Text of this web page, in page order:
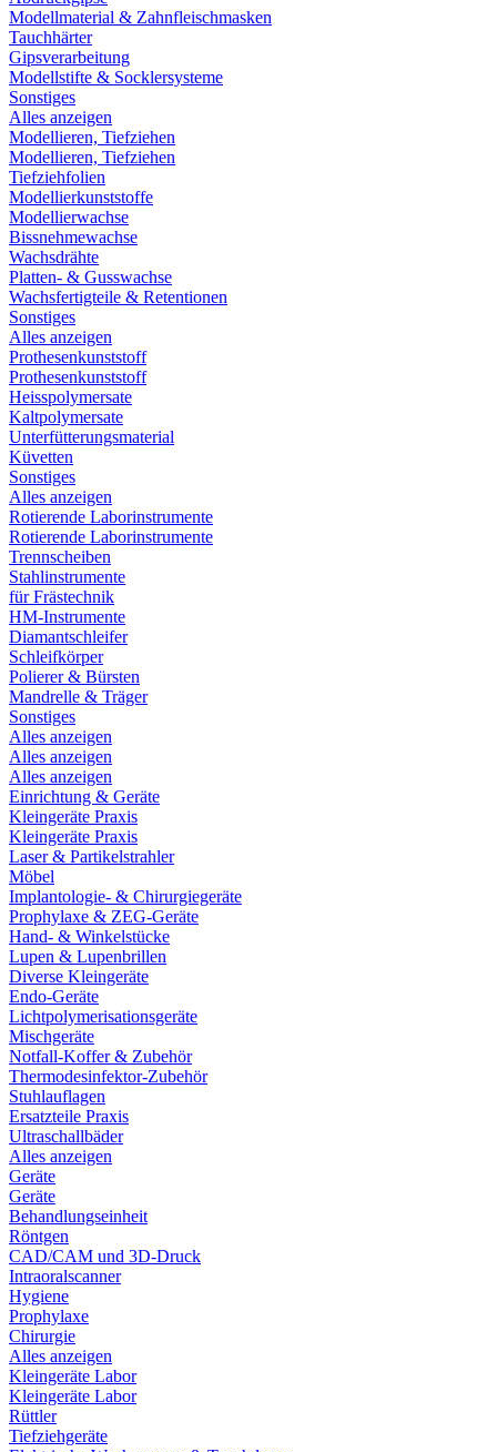
Modellmaterial & Zahnfleischmasken
Tauchhärter
Gipsverarbeitung
Modellstifte & Socklersysteme
Sonstiges
Alles anzeigen
Modellieren, Tiefziehen
Modellieren, Tiefziehen
Tiefziehfolien
Modellierkunststoffe
Modellierwachse
Bissnehmewachse
Wachsdrähte
Platten- & Gusswachse
Wachsfertigteile & Retentionen
Sonstiges
Alles anzeigen
Prothesenkunststoff
Prothesenkunststoff
Heisspolymersate
Kaltpolymersate
Unterfütterungsmaterial
Küvetten
Sonstiges
Alles anzeigen
Rotierende Laborinstrumente
Rotierende Laborinstrumente
Trennscheiben
Stahlinstrumente
für Frästechnik
HM-Instrumente
Diamantschleifer
Schleifkörper
Polierer & Bürsten
Mandrelle & Träger
Sonstiges
Alles anzeigen
Alles anzeigen
Alles anzeigen
Einrichtung & Geräte
Kleingeräte Praxis
Kleingeräte Praxis
Laser & Partikelstrahler
Möbel
Implantologie- & Chirurgiegeräte
Prophylaxe & ZEG-Geräte
Hand- & Winkelstücke
Lupen & Lupenbrillen
Diverse Kleingeräte
Endo-Geräte
Lichtpolymerisationsgeräte
Mischgeräte
Notfall-Koffer & Zubehör
Thermodesinfektor-Zubehör
Stuhlauflagen
Ersatzteile Praxis
Ultraschallbäder
Alles anzeigen
Geräte
Geräte
Behandlungseinheit
Röntgen
CAD/CAM und 3D-Druck
Intraoralscanner
Hygiene
Prophylaxe
Chirurgie
Alles anzeigen
Kleingeräte Labor
Kleingeräte Labor
Rüttler
Tiefziehgeräte